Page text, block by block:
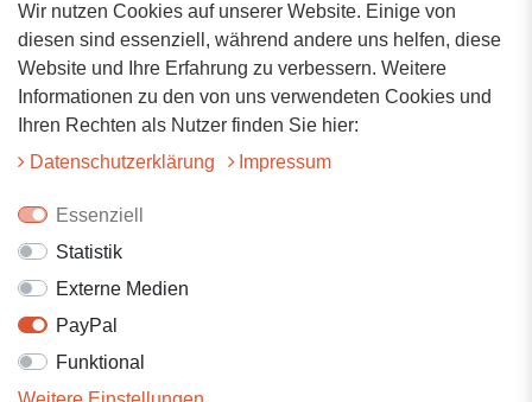
Adresse
Hauptstrasse 34
73117 Wangen
07161-9566068
Wir nutzen Cookies auf unserer Website. Einige von
diesen sind essenziell, während andere uns helfen, diese
Website und Ihre Erfahrung zu verbessern. Weitere
Informationen zu den von uns verwendeten Cookies und
Ihren Rechten als Nutzer finden Sie hier:
Daten­schutz­erklärung
Impressum
Essenziell
Statistik
Externe Medien
PayPal
Funktional